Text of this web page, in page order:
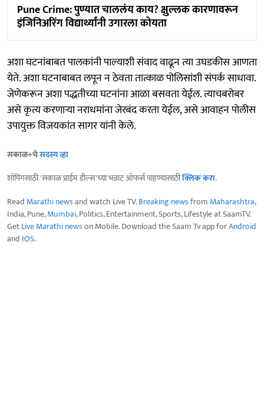
Pune Crime: पुण्यात चाललंय काय? क्षुल्लक कारणावरून
इंजिनिअरिंग विद्यार्थ्यांनी उगारला कोयता
अशा घटनांबाबत पालकांनी पाल्याशी संवाद वाढून त्या उघडकीस आणता
येते. अशा घटनाबाबत लपून न ठेवता तात्काळ पोलिसांशी संपर्क साधावा.
जेणेकरून अशा पद्धतीच्या घटनांना आळा बसवता येईल. त्याचबरोबर
असे कृत्य करणाऱ्या नराधमांना जेरबंद करता येईल, असे आवाहन पोलीस
उपायुक्त विजयकांत सागर यांनी केले.
सकाळ+चेसदस्य व्हा
शॉपिंगसाठी 'सकाळ प्राईम डील्स'च्या भन्नाट ऑफर्स पाहण्यासाठीक्लिक करा.
Read Marathi newsand watch Live TV.Breaking newsfrom Maharashtra,
India, Pune,Mumbai, Politics, Entertainment, Sports, Lifestyle at SaamTV.
GetLive Marathi newson Mobile. Download the Saam Tv app forAndroid
and IOS.